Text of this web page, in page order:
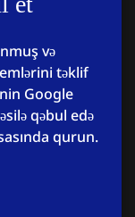
və
təklif
Google
qəbul edə
qurun.